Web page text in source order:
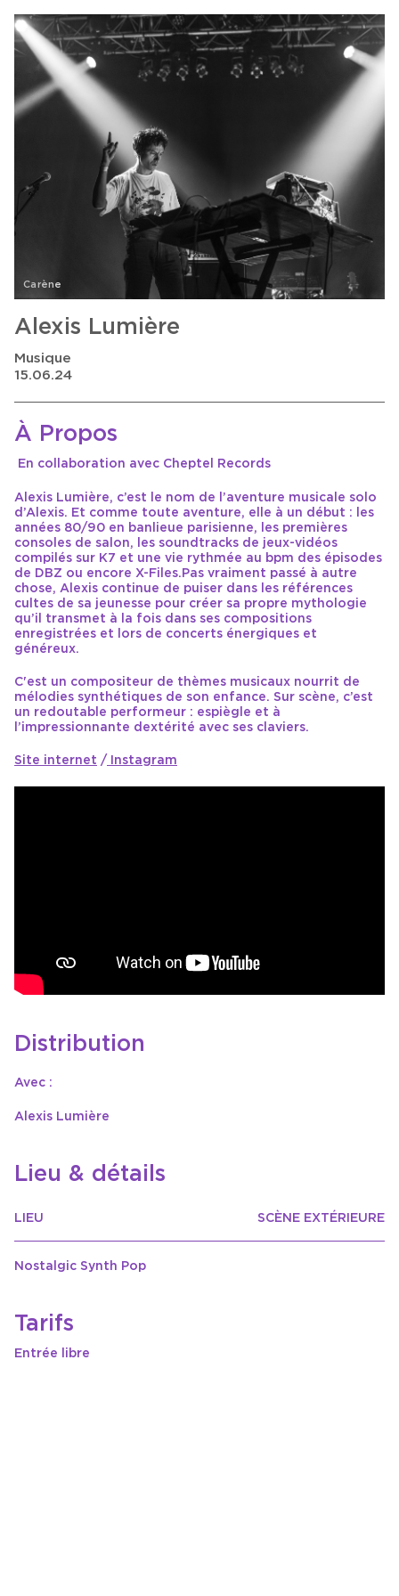
Carène
Alexis Lumière
Musique
15.06.24
À Propos
En collaboration avec Cheptel Records
Alexis Lumière, c’est le nom de l’aventure musicale solo
d’Alexis. Et comme toute aventure, elle à un début : les
années 80/90 en banlieue parisienne, les premières
consoles de salon, les soundtracks de jeux-vidéos
compilés sur K7 et une vie rythmée au bpm des épisodes
de DBZ ou encore X-Files.Pas vraiment passé à autre
chose, Alexis continue de puiser dans les références
cultes de sa jeunesse pour créer sa propre mythologie
qu’il transmet à la fois dans ses compositions
enregistrées et lors de concerts énergiques et
généreux.
C'est un compositeur de thèmes musicaux nourrit de
mélodies synthétiques de son enfance. Sur scène, c’est
un redoutable performeur : espiègle et à
l’impressionnante dextérité avec ses claviers.
Site internet / Instagram
Distribution
Avec :
Alexis Lumière
Lieu & détails
LIEU SCÈNE EXTÉRIEURE
Nostalgic Synth Pop
Tarifs
Entrée libre